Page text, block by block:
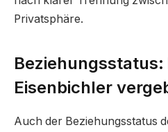
Privatsphäre.
Eisenbichler
Auch der Beziehungsstatus